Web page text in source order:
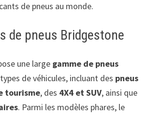
de pneus au monde.
de pneus Bridgestone
une large gamme de pneus
de véhicules, incluant des pneus
tourisme, des 4X4 et SUV, ainsi que
. Parmi les modèles phares, le